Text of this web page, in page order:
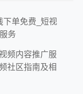
单免费_短视
务
频内容推广服
社区指南及相